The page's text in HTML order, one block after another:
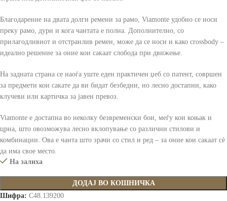
Благодарение на двата долги ремени за рамо, Viamonte удобно се носи
преку рамо, дури и кога чантата е полна. Дополнително, со
прилагодливиот и отстранлив ремен, може да се носи и како crossbody –
идеално решение за оние кои сакаат слобода при движење.
На задната страна се наоѓа уште еден практичен џеб со патент, совршен
за предмети кои сакате да ви бидат безбедни, но лесно достапни, како
клучеви или картичка за јавен превоз.
Viamonte е достапна во неколку безвременски бои, меѓу кои коњак и
црна, што овозможува лесно вклопување со различни стилови и
комбинации. Ова е чанта што зрачи со стил и ред – за оние кои сакаат сè
да има свое место.
На залиха
ДОДАЈ ВО КОШНИЧКА
Шифра: C48.139200